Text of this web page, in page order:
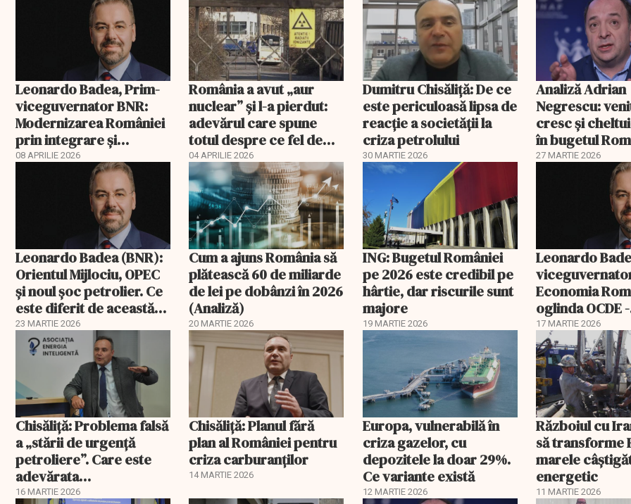
Leonardo Badea, Prim-
viceguvernator BNR:
Modernizarea României
prin integrare și
convergență
08 APRILIE 2026
România a avut „aur
nuclear” și l-a pierdut:
adevărul care spune
totul despre ce fel de
conducători avem
04 APRILIE 2026
Dumitru Chisăliță: De ce
este periculoasă lipsa de
reacție a societății la
criza petrolului
30 MARTIE 2026
Analiză Adrian
Negrescu:
cresc și
în bugetul
27 MARTIE 2026
Leonardo Badea (BNR):
Orientul Mijlociu, OPEC
și noul șoc petrolier. Ce
este diferit de această
dată?
23 MARTIE 2026
Cum a ajuns România să
plătească 60 de miliarde
de lei pe dobânzi în 2026
(Analiză)
20 MARTIE 2026
ING: Bugetul României
pe 2026 este credibil pe
hârtie, dar riscurile sunt
majore
19 MARTIE 2026
Leonardo
Economia
oglinda OCDE -
catalizatori
nouă etapă de
dezvoltare
17 MARTIE 2026
Chisăliță: Problema falsă
a „stării de urgență
petroliere”. Care este
adevărata
vulnerabilitate a
16 MARTIE 2026
Chisăliță: Planul fără
plan al României pentru
criza carburanților
14 MARTIE 2026
Europa, vulnerabilă în
criza gazelor, cu
depozitele la doar 29%.
Ce variante există
12 MARTIE 2026
Războiul cu
să transforme
marele
energetic
11 MARTIE 2026